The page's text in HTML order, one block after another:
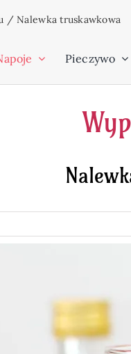
/Nalewka truskawkowa
Pieczywo